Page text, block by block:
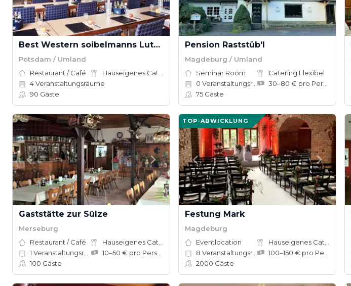
Best Western soibelmanns Lutherstadt Wittenberg
Potsdam / Umland
Restaurant / Café
4Veranstaltungsräume
90 Gäste
Pension Raststüb'l
Magdeburg / Umland
Seminar Room
Catering Flexibel
0 Veranstaltungsräume
75 Gäste
Gaststätte zur Sülze
Merseburg
Restaurant / Café
1 Veranstaltungsräume
100 Gäste
TOP-ABWICKLUNG
Festung Mark
Magdeburg
Eventlocation
8 Veranstaltungsräume
2000 Gäste